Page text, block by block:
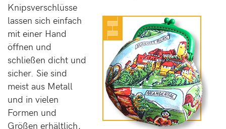
Knipsverschlüsse
lassen sich einfach
mit einer Hand
öffnen und
schließen dicht und
sicher. Sie sind
meist aus Metall
und in vielen
Formen und
Größen erhältlich,